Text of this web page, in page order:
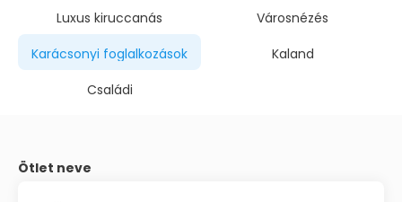
Luxus kiruccanás
Városnézés
Karácsonyi foglalkozások
Kaland
Családi
Ötlet neve